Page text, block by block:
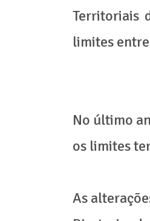
Territoriais
limites
No último
os limites
As